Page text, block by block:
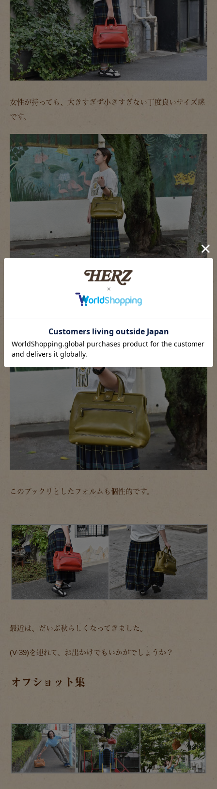
女性が持っても、大きすぎず小さすぎない丁度良いサイズ感
です。
どの革色も魅力的…悩んじゃいますね！
このプックリとしたフォルムも個性的です。
最近は、だいぶ秋らしくなってきました。
(V-39)を連れて、お出かけでもいかがでしょうか？
オフショット集